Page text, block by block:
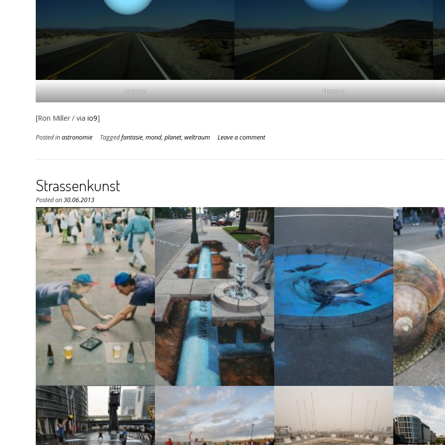
Uranus Neptun
[Ron Miller / via io9]
Posted inastronomie Taggedfantasie, mond, planet, weltraum Leave a comment
Strassenkunst
Posted on30.06.2013